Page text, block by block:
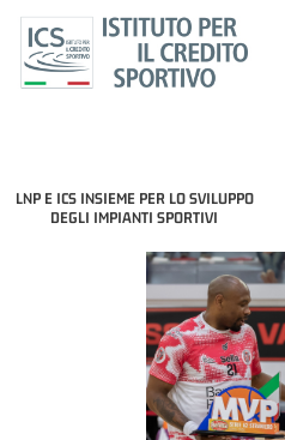
LNP E ICS INSIEME PER LO SVILUPPO
DEGLI IMPIANTI SPORTIVI